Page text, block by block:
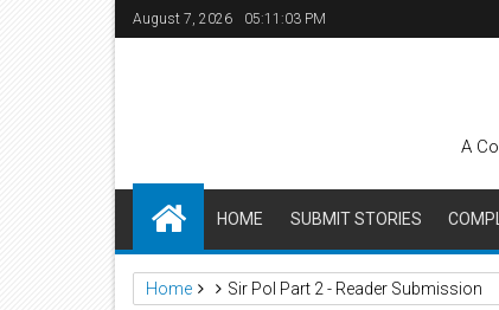
August 7, 2026 05:11:04 PM
A
HOME SUBMIT STORIES
Home Sir Pol Part 2 - Reader Submission